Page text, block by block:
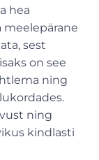
hea
meelepärane
sest
on see
ning
ning
kindlasti